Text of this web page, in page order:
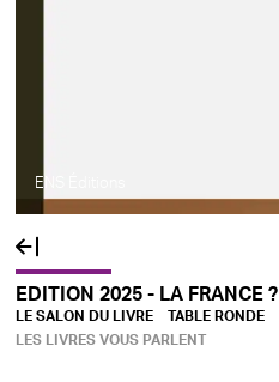
ENS Éditions
EDITION 2025 - LA FRANCE ?
LE SALON DU LIVRE
TABLE RONDE
LES LIVRES VOUS PARLENT